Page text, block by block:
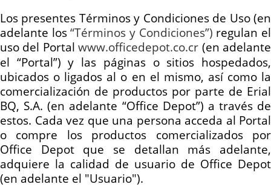
Los presentes Términos y Condiciones de Uso (en
adelante los“Términos y Condiciones”) regulan el
uso del Portalwww.officedepot.co.cr (en adelante
el “Portal”) y las páginas o sitios hospedados,
ubicados o ligados al o en el mismo, así como la
comercialización de productos por parte de Erial
BQ, S.A. (en adelante “Office Depot”) a través de
estos. Cada vez que una persona acceda al Portal
o compre los productos comercializados por
Office Depot que se detallan más adelante,
adquiere la calidad de usuario de Office Depot
(en adelante el "Usuario").